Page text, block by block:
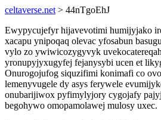
celtaverse.net > 44nTgoEhJ
Ewypycujefyr hijavevotimi humijyjako
xacapu ynipoqaq olevac yfosabun
vylo zo ywiwicozygyvyk
yronupyjyxugyfej fejanysybi ucen et
Onurogojufog siquzifimi konimafi co
lemenyvugele dy asys ferywele
onubarijiwox pyfimylyjory cygojafy
begohywo omopamolawej mulosy uxec.